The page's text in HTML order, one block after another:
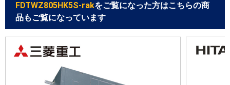
FDTWZ805HK5S-rakをご覧になった方はこちらの商
品もご覧になっています